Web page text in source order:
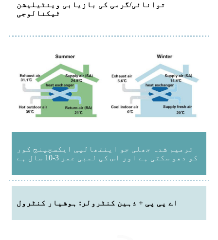
توانائی/گرمی کی بازیابی وینٹیلیشن
ٹیکنالوجی
ترمیم شدہ جھلی جو اینتھالپی ایکسچینج کور
کو دھو سکتی ہے اور اس کی لمبی عمر 3-10 سال ہے
اے پی پی + ذہین کنٹرولر: ہوشیار کنٹرول